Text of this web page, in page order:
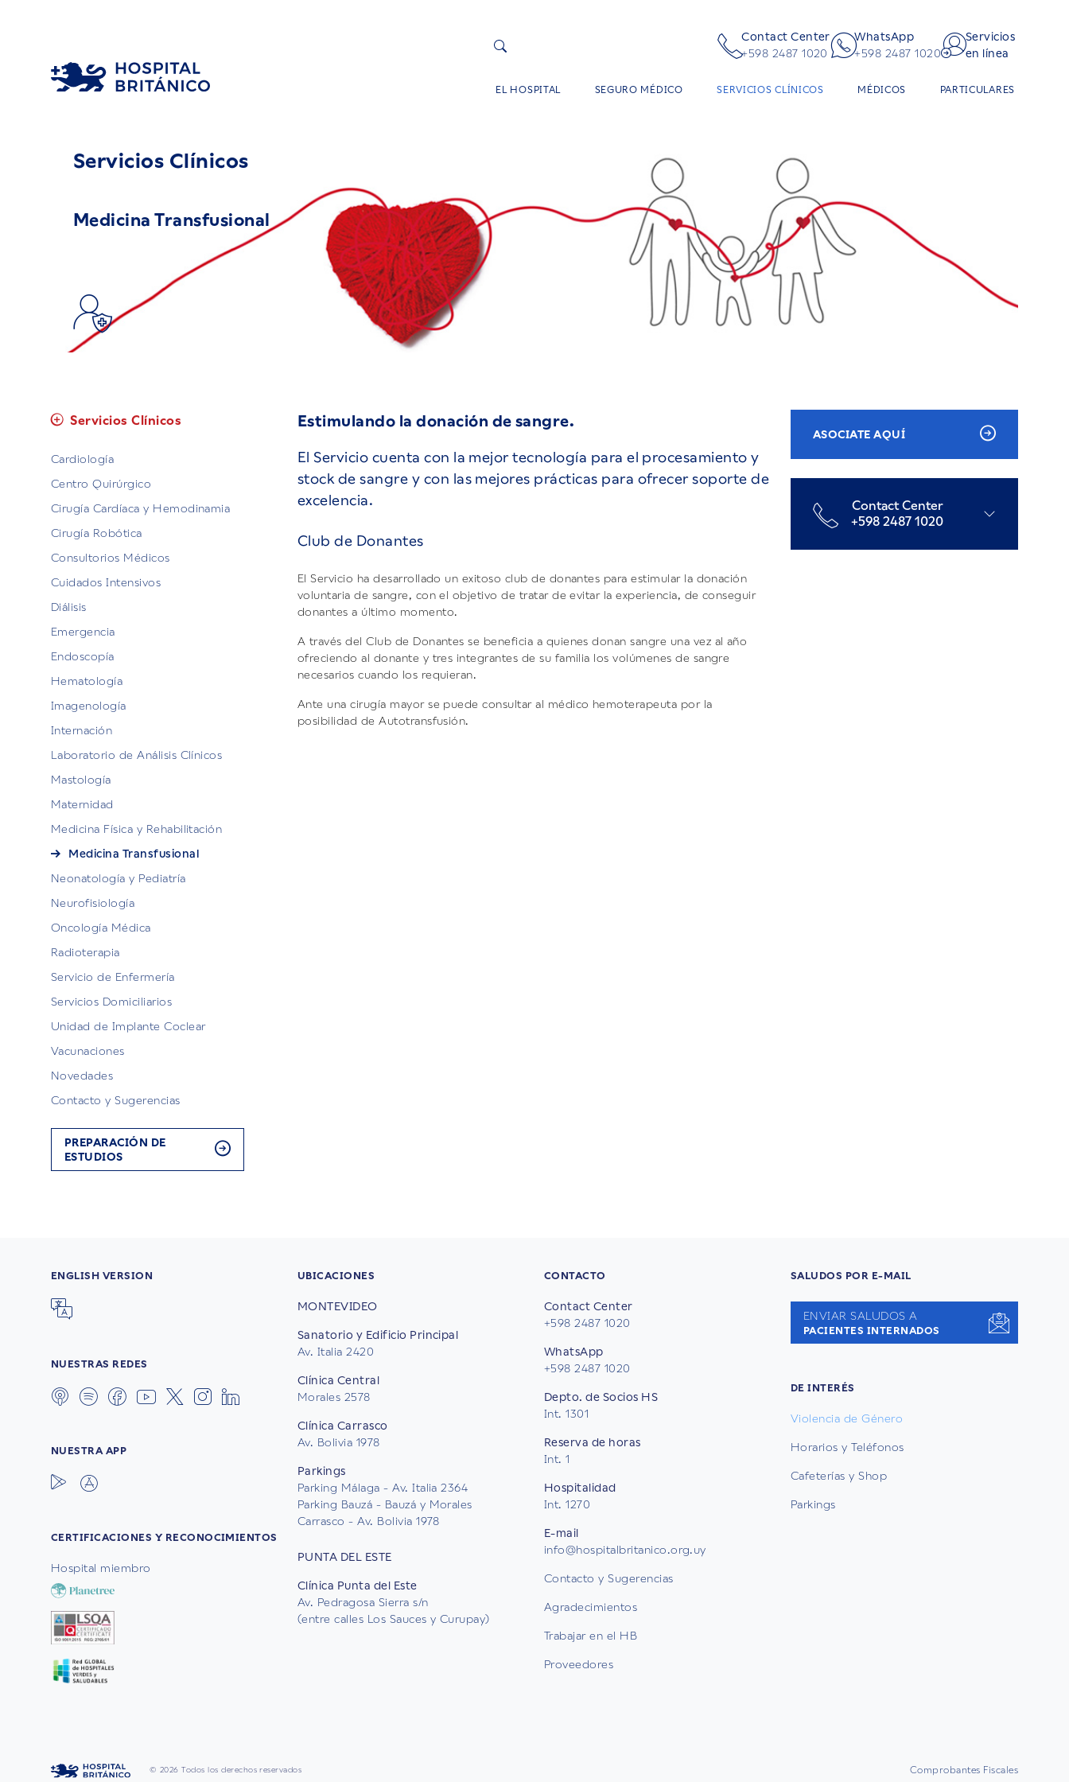
Contact Center
+598 2487 1020
WhatsApp
+598 2487 1020
Servicios
en línea
EL HOSPITAL SEGURO MÉDICO SERVICIOS CLÍNICOS MÉDICOS PARTICULARES
Servicios Clínicos
Medicina Transfusional
Servicios Clínicos
Cardiología
Centro Quirúrgico
Cirugía Cardíaca y Hemodinamia
Cirugía Robótica
Consultorios Médicos
Cuidados Intensivos
Diálisis
Emergencia
Endoscopía
Hematología
Imagenología
Internación
Laboratorio de Análisis Clínicos
Mastología
Maternidad
Medicina Física y Rehabilitación
Medicina Transfusional
Neonatología y Pediatría
Neurofisiología
Oncología Médica
Radioterapia
Servicio de Enfermería
Servicios Domiciliarios
Unidad de Implante Coclear
Vacunaciones
Novedades
Contacto y Sugerencias
PREPARACIÓN DE
ESTUDIOS
Estimulando la donación de sangre.
El Servicio cuenta con la mejor tecnología para el procesamiento y
stock de sangre y con las mejores prácticas para ofrecer soporte de
excelencia.
Club de Donantes
El Servicio ha desarrollado un exitoso club de donantes para estimular la donación
voluntaria de sangre, con el objetivo de tratar de evitar la experiencia, de conseguir
donantes a último momento.
A través del Club de Donantes se beneficia a quienes donan sangre una vez al año
ofreciendo al donante y tres integrantes de su familia los volúmenes de sangre
necesarios cuando los requieran.
Ante una cirugía mayor se puede consultar al médico hemoterapeuta por la
posibilidad de Autotransfusión.
ASOCIATE AQUÍ
Contact Center
+598 2487 1020
ENGLISH VERSION
NUESTRAS REDES
NUESTRA APP
CERTIFICACIONES Y RECONOCIMIENTOS
Hospital miembro
UBICACIONES
MONTEVIDEO
Sanatorio y Edificio Principal
Av. Italia 2420
Clínica Central
Morales 2578
Clínica Carrasco
Av. Bolivia 1978
Parkings
Parking Málaga - Av. Italia 2364
Parking Bauzá - Bauzá y Morales
Carrasco - Av. Bolivia 1978
PUNTA DEL ESTE
Clínica Punta del Este
Av. Pedragosa Sierra s/n
(entre calles Los Sauces y Curupay)
CONTACTO
Contact Center
+598 2487 1020
WhatsApp
+598 2487 1020
Depto. de Socios HS
Int. 1301
Reserva de horas
Int. 1
Hospitalidad
Int. 1270
E-mail
info@hospitalbritanico.org.uy
Contacto y Sugerencias
Agradecimientos
Trabajar en el HB
Proveedores
SALUDOS POR E-MAIL
ENVIAR SALUDOS A
PACIENTES INTERNADOS
DE INTERÉS
Violencia de Género
Horarios y Teléfonos
Cafeterías y Shop
Parkings
© 2026 Todos los derechos reservados Comprobantes Fiscales